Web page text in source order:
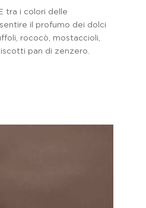
tra i colori delle
il profumo dei dolci
rococò, mostaccioli,
pan di zenzero.